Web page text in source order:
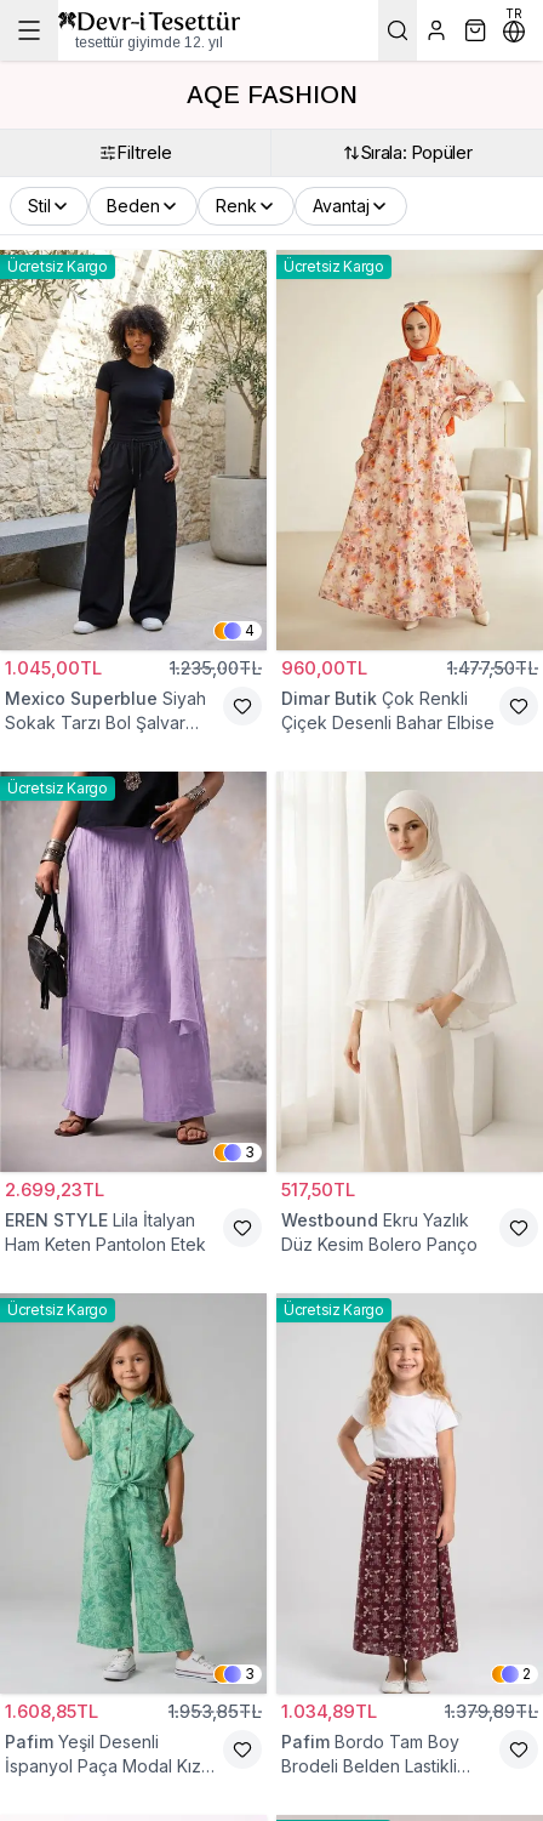
tesettür giyimde 12. yıl
TR
AQE FASHION
Filtrele Sırala: Popüler
Stil Beden Renk Avantaj
Ücretsiz Kargo
4
1.045,00TL 1.235,00TL
Mexico Superblue Siyah
Sokak Tarzı Bol Şalvar
Ücretsiz Kargo
960,00TL 1.477,50TL
Dimar Butik Çok Renkli
Çiçek Desenli Bahar Elbise
Ücretsiz Kargo
3
2.699,23TL
EREN STYLE Lila İtalyan
Ham Keten Pantolon Etek
517,50TL
Westbound Ekru Yazlık
Düz Kesim Bolero Panço
Ücretsiz Kargo
3
1.608,85TL 1.953,85TL
Pafim Yeşil Desenli
İspanyol Paça Modal Kız
Ücretsiz Kargo
2
1.034,89TL 1.379,89TL
Pafim Bordo Tam Boy
Brodeli Belden Lastikli